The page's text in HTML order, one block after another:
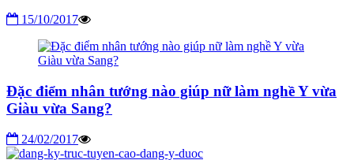
15/10/2017
Đặc điểm nhân tướng nào giúp nữ làm nghề Y vừa
Giàu vừa Sang?
24/02/2017